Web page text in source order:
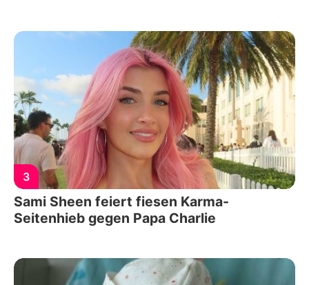
3
Sami Sheen feiert fiesen Karma-
Seitenhieb gegen Papa Charlie